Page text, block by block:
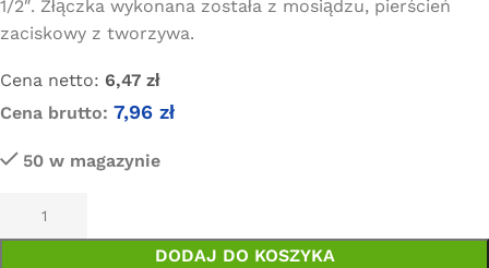
1/2″. Złączka wykonana została z mosiądzu, pierścień
zaciskowy z tworzywa.
Cena netto: 6,47 zł
Cena brutto: 7,96 zł
50 w magazynie
DODAJ DO KOSZYKA